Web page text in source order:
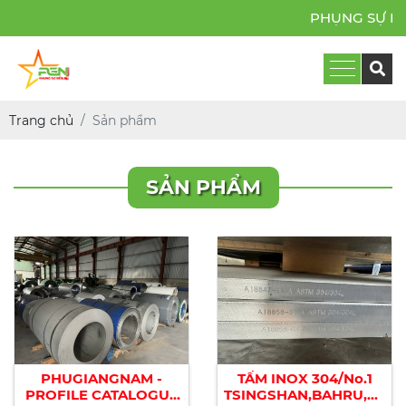
PHỤNG SỰ BỀN
Trang chủ Sản phẩm
SẢN PHẨM
PHUGIANGNAM -
PROFILE CATALOGUE
TẤM INOX 304/No.1